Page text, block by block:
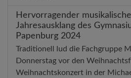
Hervorragender
Jahresausklang des
Papenburg 2024
Traditionell lud die Fachgruppe
Donnerstag vor den
Weihnachtskonzert in der